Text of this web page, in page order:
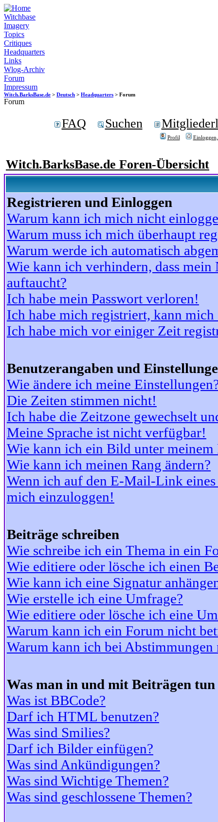
Witchbase
Imagery
Topics
Critiques
Headquarters
Links
Wlog-Archiv
Forum
Impressum
Witch.BarksBase.de > Deutsch > Headquarters > Forum
Forum
FAQ Suchen
Profil
Witch.BarksBase.de Foren-Übersicht
Registrieren und Einloggen
Warum kann ich mich nicht
Warum muss ich mich überhaupt
Warum werde ich automatisch
Wie kann ich verhindern, dass
auftaucht?
Ich habe mein Passwort verloren!
Ich habe mich registriert, kann
Ich habe mich vor einiger Zeit
Benutzerangaben und
Wie ändere ich meine
Die Zeiten stimmen nicht!
Ich habe die Zeitzone gewechselt
Meine Sprache ist nicht verfügbar!
Wie kann ich ein Bild unter meinem
Wie kann ich meinen Rang ändern?
Wenn ich auf den E-Mail-Link
mich einzuloggen!
Beiträge schreiben
Wie schreibe ich ein Thema in ein
Wie editiere oder lösche ich einen
Wie kann ich eine Signatur
Wie erstelle ich eine Umfrage?
Wie editiere oder lösche ich eine
Warum kann ich ein Forum nicht
Warum kann ich bei
Was man in und mit Beiträgen
Was ist BBCode?
Darf ich HTML benutzen?
Was sind Smilies?
Darf ich Bilder einfügen?
Was sind Ankündigungen?
Was sind Wichtige Themen?
Was sind geschlossene Themen?